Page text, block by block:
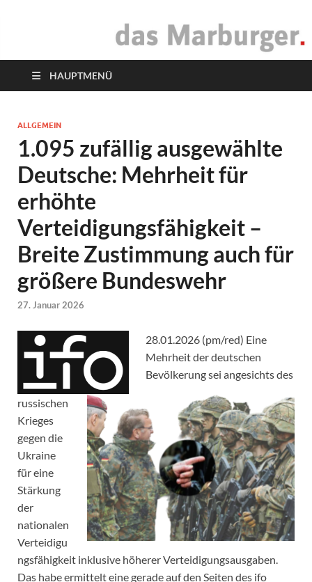
das Marburger.
HAUPTMENÜ
ALLGEMEIN
1.095 zufällig ausgewählte
Deutsche: Mehrheit für
erhöhte
Verteidigungsfähigkeit –
Breite Zustimmung auch für
größere Bundeswehr
27. Januar 2026
28.01.2026 (pm/red) Eine
Mehrheit der deutschen
Bevölkerung sei angesichts des
russischen
Krieges
gegen die
Ukraine
für eine
Stärkung
der
nationalen
Verteidigu
ngsfähigkeit inklusive höherer Verteidigungsausgaben.
Das habe ermittelt eine gerade auf den Seiten des ifo